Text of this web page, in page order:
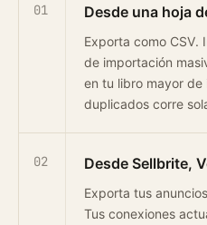
01 Desde una hoja
Exporta como CSV.
de importación
en tu libro mayor
duplicados corre
02 Desde Sellbrite,
Exporta tus
Tus conexiones